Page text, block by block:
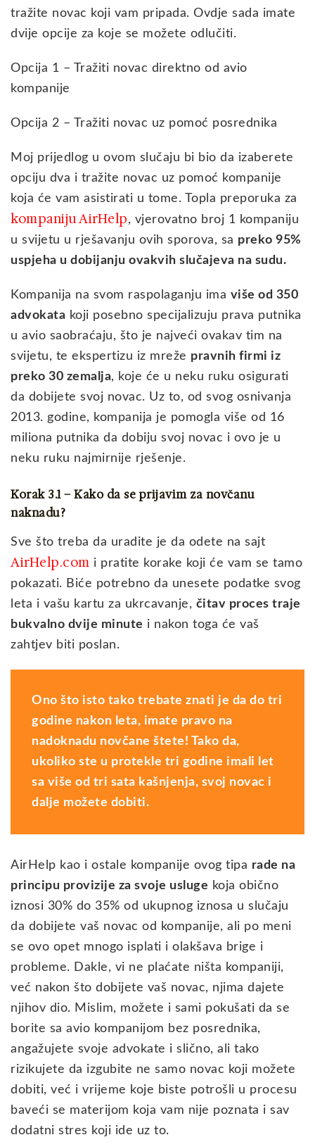
tražite novac koji vam pripada. Ovdje sada imate
dvije opcije za koje se možete odlučiti.
Opcija 1 – Tražiti novac direktno od avio
kompanije
Opcija 2 – Tražiti novac uz pomoć posrednika
Moj prijedlog u ovom slučaju bi bio da izaberete
opciju dva i tražite novac uz pomoć kompanije
koja će vam asistirati u tome. Topla preporuka za
kompaniju AirHelp, vjerovatno broj 1 kompaniju
u svijetu u rješavanju ovih sporova, sa preko 95%
uspjeha u dobijanju ovakvih slučajeva na sudu.
Kompanija na svom raspolaganju ima više od 350
advokata koji posebno specijalizuju prava putnika
u avio saobraćaju, što je najveći ovakav tim na
svijetu, te ekspertizu iz mreže pravnih firmi iz
preko 30 zemalja, koje će u neku ruku osigurati
da dobijete svoj novac. Uz to, od svog osnivanja
2013. godine, kompanija je pomogla više od 16
miliona putnika da dobiju svoj novac i ovo je u
neku ruku najmirnije rješenje.
Korak 3.1 – Kako da se prijavim za novčanu
naknadu?
Sve što treba da uradite je da odete na sajt
AirHelp.com i pratite korake koji će vam se tamo
pokazati. Biće potrebno da unesete podatke svog
leta i vašu kartu za ukrcavanje, čitav proces traje
bukvalno dvije minute i nakon toga će vaš
zahtjev biti poslan.
Ono što isto tako trebate znati je da do tri
godine nakon leta, imate pravo na
nadoknadu novčane štete! Tako da,
ukoliko ste u protekle tri godine imali let
sa više od tri sata kašnjenja, svoj novac i
dalje možete dobiti.
AirHelp kao i ostale kompanije ovog tipa rade na
principu provizije za svoje usluge koja obično
iznosi 30% do 35% od ukupnog iznosa u slučaju
da dobijete vaš novac od kompanije, ali po meni
se ovo opet mnogo isplati i olakšava brige i
probleme. Dakle, vi ne plaćate ništa kompaniji,
već nakon što dobijete vaš novac, njima dajete
njihov dio. Mislim, možete i sami pokušati da se
borite sa avio kompanijom bez posrednika,
angažujete svoje advokate i slično, ali tako
rizikujete da izgubite ne samo novac koji možete
dobiti, već i vrijeme koje biste potrošli u procesu
baveći se materijom koja vam nije poznata i sav
dodatni stres koji ide uz to.